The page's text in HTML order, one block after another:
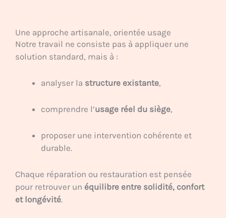
Une approche artisanale, orientée usage
Notre travail ne consiste pas à appliquer une
solution standard, mais à :
analyser la structure existante,
comprendre l’usage réel du siège,
proposer une intervention cohérente et
durable.
Chaque réparation ou restauration est pensée
pour retrouver un équilibre entre solidité, confort
et longévité.